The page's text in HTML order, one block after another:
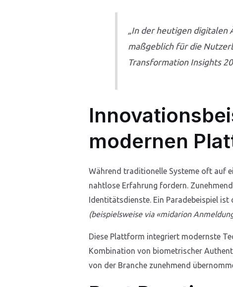
„In der heutigen digitalen
maßgeblich für die
Transformation Insights
modernen
Während traditionelle Systeme oft auf
nahtlose Erfahrung fordern.
Identitätsdienste. Ein Paradebeispiel ist
(beispielsweise via «midarion
Diese Plattform integriert modernste
Kombination von biometrischer
von der Branche zunehmend